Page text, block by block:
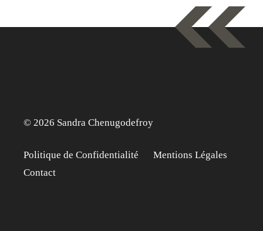
© 2026 Sandra Chenugodefroy
Politique de Confidentialité
Mentions Légales
Contact